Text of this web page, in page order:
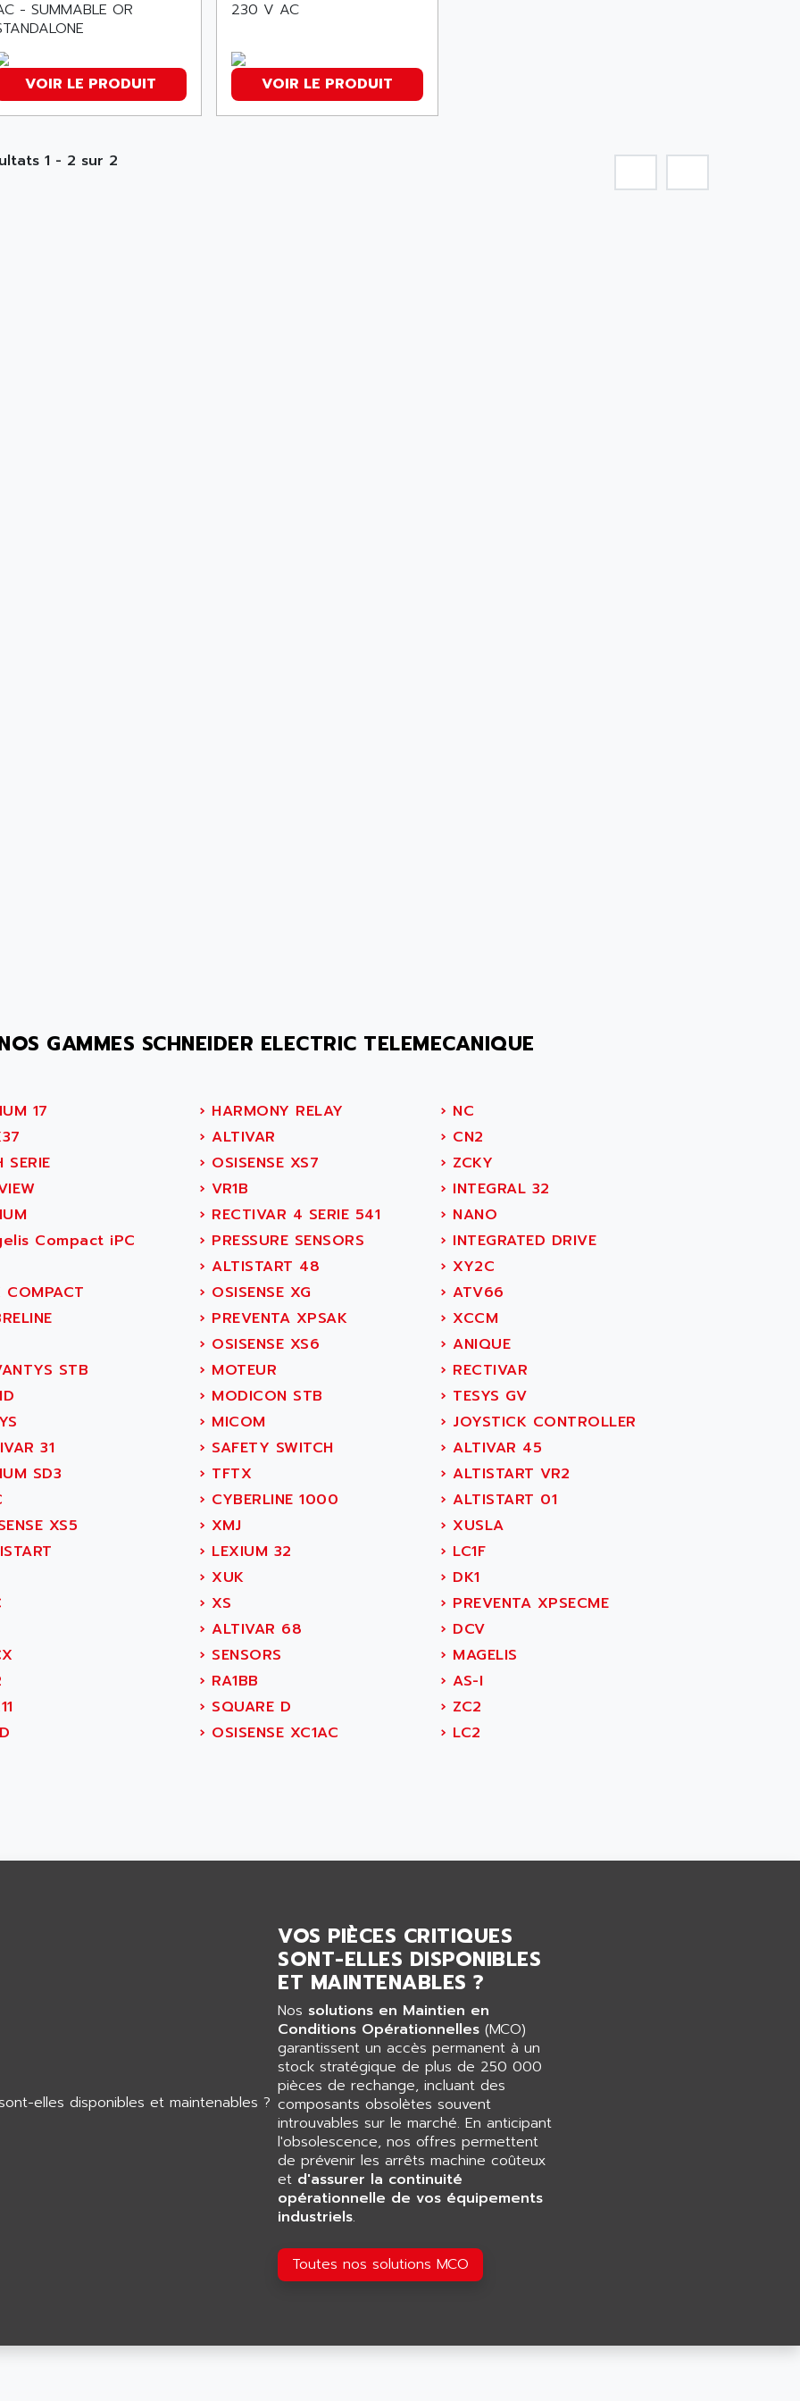
- SUMMABLE OR
VOIR LE PRODUIT
230 V AC
VOIR LE PRODUIT
1 - 2 sur 2
GAMMES SCHNEIDER ELECTRIC TELEMECANIQUE
17 › HARMONY RELAY › NC
› ALTIVAR › CN2
SERIE › OSISENSE XS7 › ZCKY
› VR1B › INTEGRAL 32
› RECTIVAR 4 SERIE 541 › NANO
Compact iPC › PRESSURE SENSORS › INTEGRATED DRIVE
› ALTISTART 48 › XY2C
COMPACT › OSISENSE XG › ATV66
› PREVENTA XPSAK › XCCM
› OSISENSE XS6 › ANIQUE
STB › MOTEUR › RECTIVAR
› MODICON STB › TESYS GV
› MICOM › JOYSTICK CONTROLLER
31 › SAFETY SWITCH › ALTIVAR 45
SD3 › TFTX › ALTISTART VR2
› CYBERLINE 1000 › ALTISTART 01
XS5 › XMJ › XUSLA
› LEXIUM 32 › LC1F
› XUK › DK1
› XS › PREVENTA XPSECME
› ALTIVAR 68 › DCV
› SENSORS › MAGELIS
› RA1BB › AS-I
› SQUARE D › ZC2
› OSISENSE XC1AC › LC2
VOS PIÈCES CRITIQUES
SONT-ELLES DISPONIBLES
ET MAINTENABLES ?
Nos solutions en Maintien en
Conditions Opérationnelles (MCO)
garantissent un accès permanent à un
stock stratégique de plus de 250 000
pièces de rechange, incluant des
composants obsolètes souvent
introuvables sur le marché. En anticipant
l'obsolescence, nos offres permettent
de prévenir les arrêts machine coûteux
et d'assurer la continuité
opérationnelle de vos équipements
industriels.
Toutes nos solutions MCO